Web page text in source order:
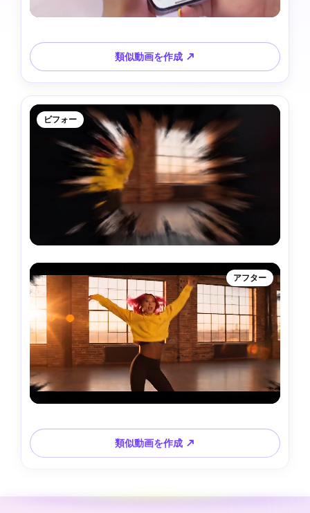
類似動画を作成 ↗
ビフォー
アフター
類似動画を作成 ↗